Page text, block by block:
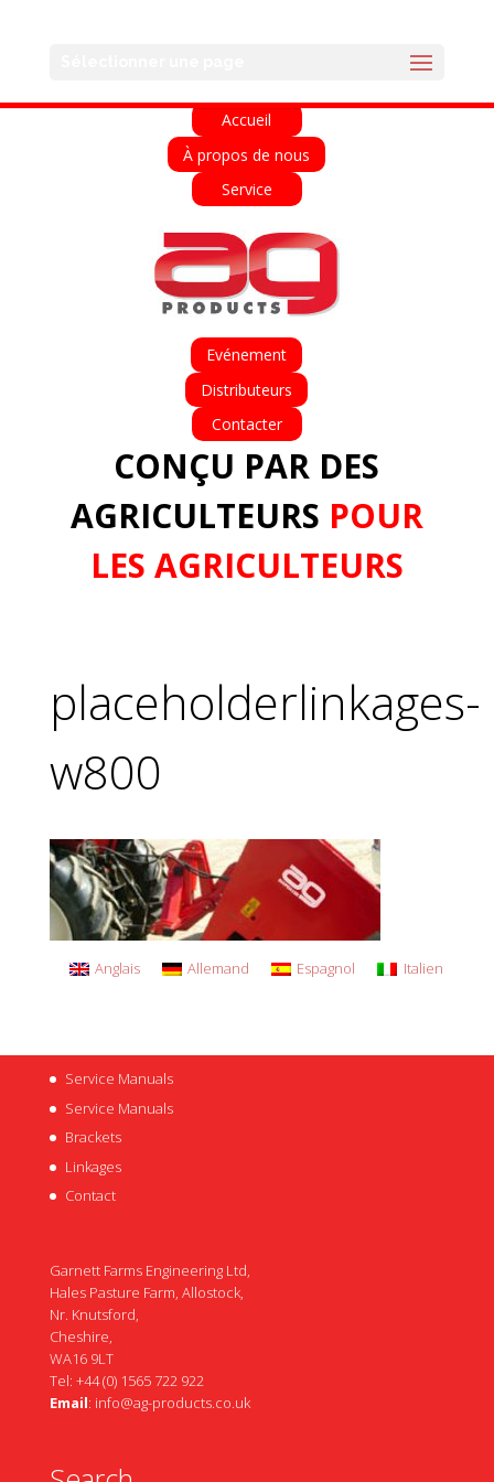
Accueil
À propos de nous
Service
Evénement
Distributeurs
Contacter
CONÇU PAR DES
AGRICULTEURS POUR
LES AGRICULTEURS
placeholderlinkages-
w800
Anglais Allemand Espagnol Italien
Service Manuals
Service Manuals
Brackets
Linkages
Contact
Garnett Farms Engineering Ltd,
Hales Pasture Farm, Allostock,
Nr. Knutsford,
Cheshire,
WA16 9LT
Tel: +44 (0) 1565 722 922
Email: info@ag-products.co.uk